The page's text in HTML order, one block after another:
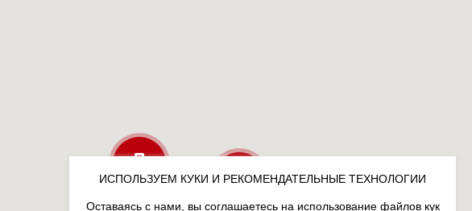
ИСПОЛЬЗУЕМ КУКИ И РЕКОМЕНДАТЕЛЬНЫЕ ТЕХНОЛОГИИ
Оставаясь с нами, вы соглашаетесь на использование файлов кук